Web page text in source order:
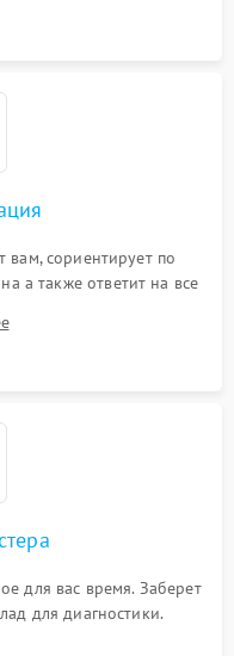
вам, сориентирует по
а также ответит на все
для вас время. Заберет
для диагностики.